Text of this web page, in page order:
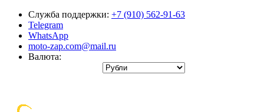
Служба поддержки: +7 (910) 562-91-63
Telegram
WhatsApp
moto-zap.com@mail.ru
Валюта: